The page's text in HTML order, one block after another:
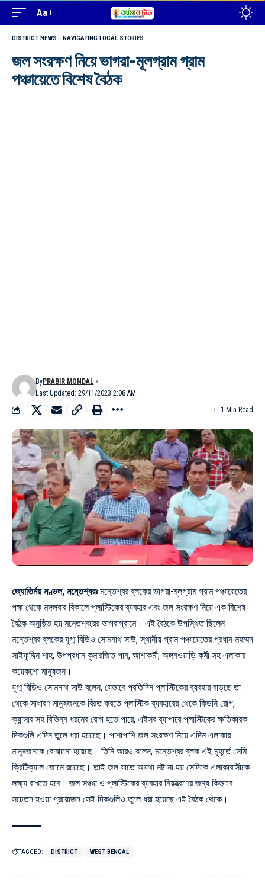
Aa
DISTRICT NEWS - NAVIGATING LOCAL STORIES
জল সংরক্ষণ নিয়ে ভাগরা-মূলগ্রাম গ্রাম
পঞ্চায়েতে বিশেষ বৈঠক
Last Updated: 29/11/2023 2:08 AM
ByPRABIR MONDAL
1 Min Read
জ্যোতির্ময় মণ্ডল, মন্তেশ্বরঃমন্তেশ্বর ব্লকের ভাগরা-মূলগ্রাম গ্রাম পঞ্চায়েতের
পক্ষ থেকে মঙ্গলবার বিকালে প্লাস্টিকের ব্যবহার এবং জল সংরক্ষণ নিয়ে এক বিশেষ
বৈঠক অনুষ্ঠিত হয় মন্তেশ্বরের ভাগরাগ্রামে। এই বৈঠকে উপস্থিত ছিলেন
মন্তেশ্বর ব্লকের যুগ্ম বিডিও সোমনাথ সাউ, স্থানীয় গ্রাম পঞ্চায়েতের প্রধান মহম্মদ
সাইফুদ্দিন শাহ, উপপ্রধান কুমারজিত পান, আশাকর্মী, অঙ্গনওয়াড়ি কর্মী সহ এলাকার
কয়েকশো মানুষজন।
যুগ্ম বিডিও সোমনাথ সাউ বলেন, যেভাবে প্রতিদিন প্লাস্টিকের ব্যবহার বাড়ছে তা
থেকে সাধারণ মানুষজনকে বিরত করতে প্লাস্টিক ব্যবহারের থেকে কিডনি রোগ,
ক্যান্সার সহ বিভিন্ন ধরনের রোগ হতে পারে, এইসব ব্যাপারে প্লাস্টিকের ক্ষতিকারক
দিকগুলি এদিন তুলে ধরা হয়েছে। পাশাপাশি জল সংরক্ষণ নিয়ে এদিন এলাকার
মানুষজনকে বোঝানো হয়েছে। তিনি আরও বলেন, মন্তেশ্বর ব্লক এই মুহূর্তে সেমি
ক্রিটিক্যাল জোনে রয়েছে। তাই জল যাতে অযথা নষ্ট না হয় সেদিকে এলাকাবাসীকে
লক্ষ্য রাখতে হবে। জল সঞ্চয় ও প্লাস্টিকের ব্যবহার নিয়ন্ত্রণের জন্য কিভাবে
সচেতন হওয়া প্রয়োজন সেই দিকগুলিও তুলে ধরা হয়েছে এই বৈঠক থেকে।
TAGGED: DISTRICT WEST BENGAL